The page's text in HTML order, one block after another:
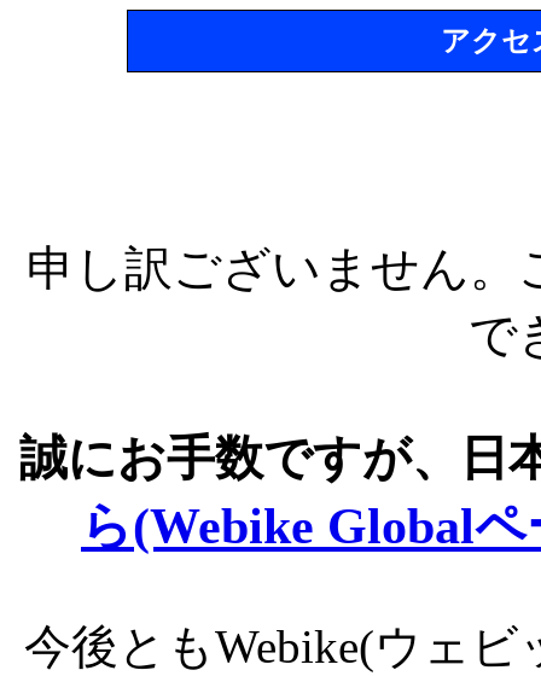
アクセ
申し訳ございません
で
誠にお手数ですが、日
ら(Webike Global
今後ともWebike(ウェ